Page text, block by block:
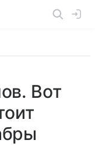
Вот